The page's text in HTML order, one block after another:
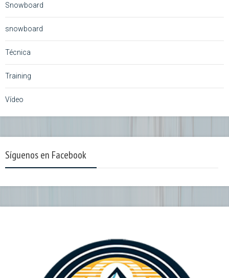
Snowboard
snowboard
Técnica
Training
Vídeo
Síguenos en Facebook